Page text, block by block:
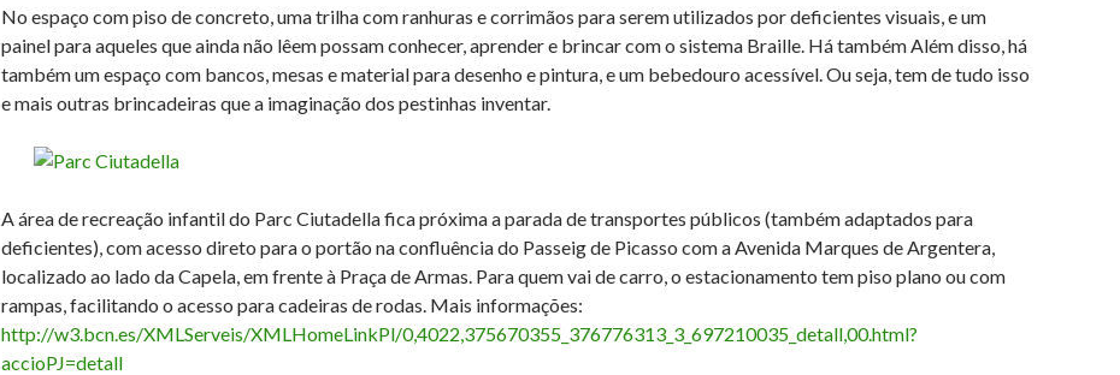
No espaço com piso de concreto, uma trilha com ranhuras e corrimãos para serem utilizados por deficientes visuais, e um
painel para aqueles que ainda não lêem possam conhecer, aprender e brincar com o sistema Braille. Há também Além disso, há
também um espaço com bancos, mesas e material para desenho e pintura, e um bebedouro acessível. Ou seja, tem de tudo isso
e mais outras brincadeiras que a imaginação dos pestinhas inventar.
A área de recreação infantil do Parc Ciutadella fica próxima a parada de transportes públicos (também adaptados para
deficientes), com acesso direto para o portão na confluência do Passeig de Picasso com a Avenida Marques de Argentera,
localizado ao lado da Capela, em frente à Praça de Armas. Para quem vai de carro, o estacionamento tem piso plano ou com
rampas, facilitando o acesso para cadeiras de rodas. Mais informações:
http://w3.bcn.es/XMLServeis/XMLHomeLinkPl/0,4022,375670355_376776313_3_697210035_detall,00.html?
accioPJ=detall